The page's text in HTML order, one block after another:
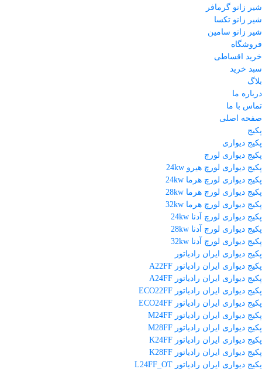
شیر زانو گرمافر
شیر زانو تکسا
شیر زانو سامین
فروشگاه
خرید اقساطی
سبد خرید
بلاگ
درباره ما
تماس با ما
صفحه اصلی
پکیج
پکیج دیواری
پکیج دیواری لورچ
پکیج دیواری لورچ هیرو 24kw
پکیج دیواری لورچ هرما 24kw
پکیج دیواری لورچ هرما 28kw
پکیج دیواری لورچ هرما 32kw
پکیج دیواری لورچ آدنا 24kw
پکیج دیواری لورچ آدنا 28kw
پکیج دیواری لورچ آدنا 32kw
پکیج دیواری ایران رادیاتور
پکیج دیواری ایران رادیاتور A22FF
پکیج دیواری ایران رادیاتور A24FF
پکیج دیواری ایران رادیاتور ECO22FF
پکیج دیواری ایران رادیاتور ECO24FF
پکیج دیواری ایران رادیاتور M24FF
پکیج دیواری ایران رادیاتور M28FF
پکیج دیواری ایران رادیاتور K24FF
پکیج دیواری ایران رادیاتور K28FF
پکیج دیواری ایران رادیاتور L24FF_OT